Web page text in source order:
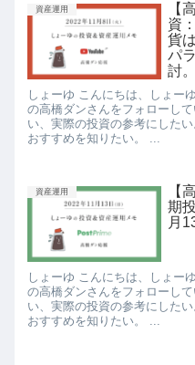
資産運用
【
資
貨
パ
討
しょーゆ こんにちは、しょー
の高橋ダンさんをフォローし
い、実際の投資の参考にした
おすすめを知りたい。 ...
資産運用
【
期
月
しょーゆ こんにちは、しょー
の高橋ダンさんをフォローし
い、実際の投資の参考にした
おすすめを知りたい。 ...